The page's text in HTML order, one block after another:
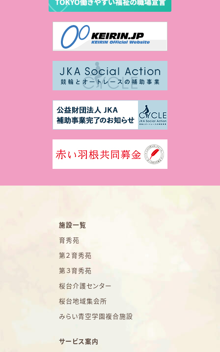
施設一覧
育秀苑
第２育秀苑
第３育秀苑
桜台介護センター
桜台地域集会所
みらい青空学園複合施設
サービス案内